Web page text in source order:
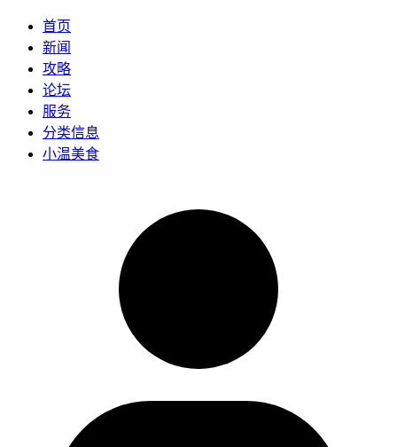
首页
新闻
攻略
论坛
服务
分类信息
小温美食